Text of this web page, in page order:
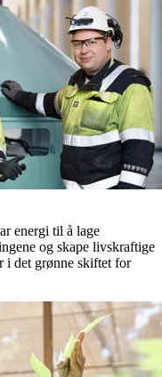
energi til å lage
og skape livskraftige
i det grønne skiftet for